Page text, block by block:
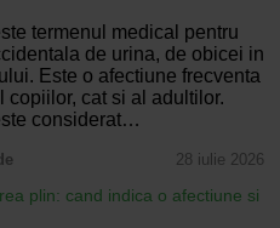
termenul medical pentru
de urina, de obicei in
Este o afectiune frecventa
copiilor, cat si al adultilor.
considerat…
28 iulie 2026
plin: cand indica o afectiune si